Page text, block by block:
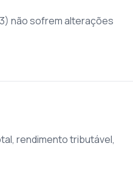
não sofrem alterações
rendimento tributável,